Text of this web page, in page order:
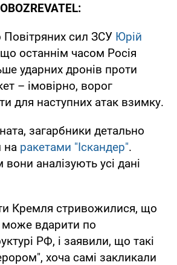
Повітряних сил ЗСУ Юрій
останнім часом Росія
ударних дронів проти
– імовірно, ворог
для наступних атак взимку.
загарбники детально
на ракетами "Іскандер".
аналізують усі дані
Кремля стривожилися, що
може вдарити по
РФ, і заявили, що такі
хоча самі закликали